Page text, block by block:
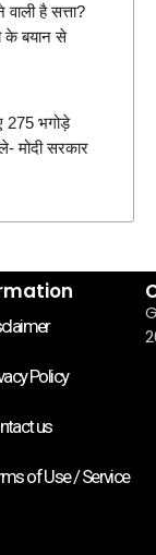
है सत्ता?
के बयान से
275 भगोड़े
मोदी सरकार
Policy
us
of Use / Service